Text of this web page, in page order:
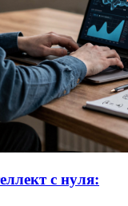
с нуля: